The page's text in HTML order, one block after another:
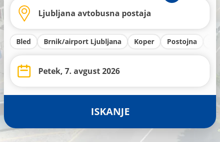
Bled Brnik/airport Ljubljana Koper Postojna
ISKANJE